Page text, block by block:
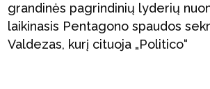
grandinės pagrindinių lyderių
laikinasis Pentagono spaudos
Valdezas, kurį cituoja „Politico“